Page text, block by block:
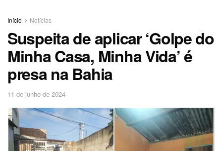
Início Notícias
Suspeita de aplicar ‘Golpe do
Minha Casa, Minha Vida’ é
presa na Bahia
11 de junho de 2024